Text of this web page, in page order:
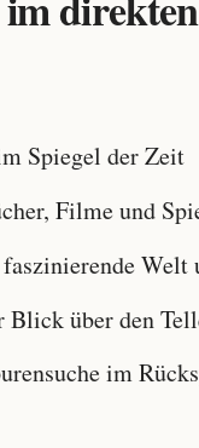
Spiegel der Zeit
Filme und
Welt
über den
im